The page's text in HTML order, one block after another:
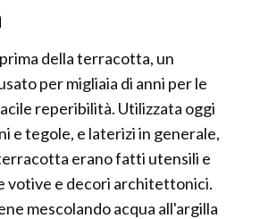
della terracotta, un
per migliaia di anni per le
reperibilità. Utilizzata oggi
e tegole, e laterizi in generale,
erano fatti utensili e
votive e decori architettonici.
mescolando acqua all'argilla